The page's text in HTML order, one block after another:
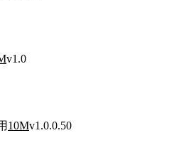
v1.0
10Mv1.0.0.50